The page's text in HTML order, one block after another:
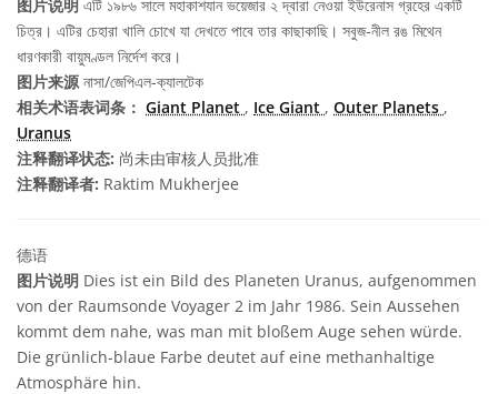
图片说明 এটি ১৯৮৬ সালে মহাকাশযান ভয়েজার ২ দ্বারা নেওয়া ইউরেনাস গ্রহের একটি
চিত্র। এটির চেহারা খালি চোখে যা দেখতে পাবে তার কাছাকাছি। সবুজ-নীল রঙ মিথেন
ধারণকারী বায়ুমণ্ডল নির্দেশ করে।
图片来源নাসা/জেপিএল-ক্যালটেক
相关术语表词条： Giant Planet , Ice Giant , Outer Planets ,
Uranus
注释翻译状态: 尚未由审核人员批准
注释翻译者: Raktim Mukherjee
德语
图片说明 Dies ist ein Bild des Planeten Uranus, aufgenommen
von der Raumsonde Voyager 2 im Jahr 1986. Sein Aussehen
kommt dem nahe, was man mit bloßem Auge sehen würde.
Die grünlich-blaue Farbe deutet auf eine methanhaltige
Atmosphäre hin.